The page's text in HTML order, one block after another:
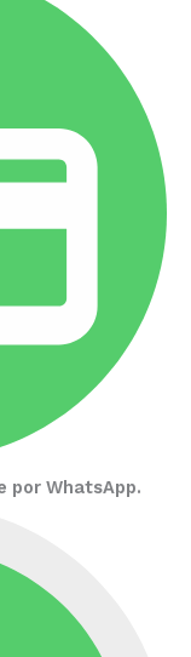
WhatsApp.